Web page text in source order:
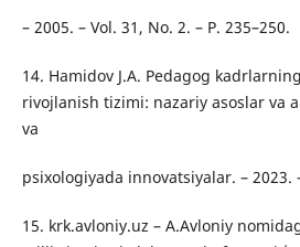
– 2005. – Vol. 31, No. 2. – P. 235–250.
14. Hamidov J.A. Pedagog
rivojlanish tizimi: nazariy asoslar va
va
psixologiyada innovatsiyalar. – 2023.
15. krk.avloniy.uz – A.Avloniy